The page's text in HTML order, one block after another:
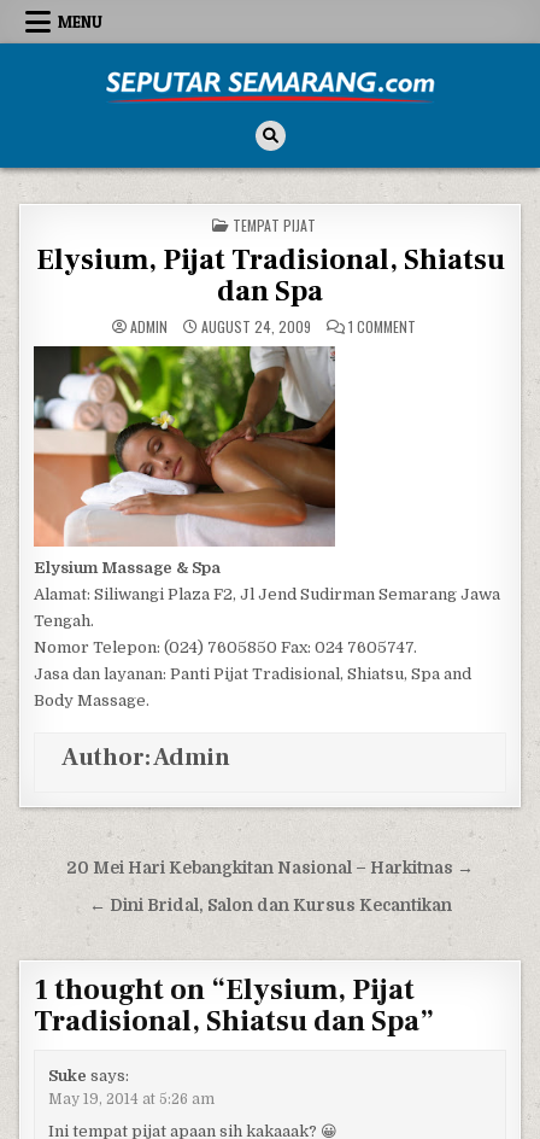
Skip to content
MENU
POSTED IN
TEMPAT PIJAT
Elysium, Pijat Tradisional, Shiatsu
dan Spa
ADMIN AUGUST 24, 2009 1 COMMENT
Elysium Massage & Spa
Alamat: Siliwangi Plaza F2, Jl Jend Sudirman Semarang Jawa
Tengah.
Nomor Telepon: (024) 7605850 Fax: 024 7605747.
Jasa dan layanan: Panti Pijat Tradisional, Shiatsu, Spa and
Body Massage.
Author:Admin
Post navigation
20 Mei Hari Kebangkitan Nasional – Harkitnas →
← Dini Bridal, Salon dan Kursus Kecantikan
1 thought on “Elysium, Pijat
Tradisional, Shiatsu dan Spa”
Suke says:
May 19, 2014 at 5:26 am
Ini tempat pijat apaan sih kakaaak? 😀